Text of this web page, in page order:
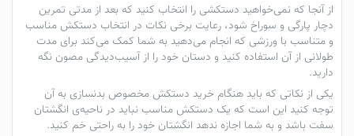
از آنجا که نمی‌خواهید دستکشی را انتخاب کنید که بعد از مدتی تمرین
دچار پارگی و سوراخ شود، رعایت برخی نکات در انتخاب دستکش مناسب
و متناسب با ورزشی که انجام می‌دهید به شما کمک می‌کند برای مدت
طولانی از آن استفاده کنید و دستان خود را از آسیب‌دیدگی مصون نگه
دارید.
یکی از نکاتی که باید هنگام خرید دستکش مخصوص بدنسازی به آن
توجه کنید این است که یک دستکش مناسب نباید در ناحیه‌ی انگشتان
سفت باشد و به شما اجازه ندهد انگشتان خود را به راحتی خم کنید.